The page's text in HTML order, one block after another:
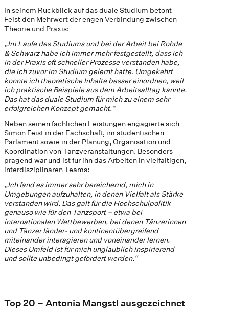
In seinem Rückblick auf das duale Studium betont
Feist den Mehrwert der engen Verbindung zwischen
Theorie und Praxis:
„Im Laufe des Studiums und bei der Arbeit bei Rohde
& Schwarz habe ich immer mehr festgestellt, dass ich
in der Praxis oft schneller Prozesse verstanden habe,
die ich zuvor im Studium gelernt hatte. Umgekehrt
konnte ich theoretische Inhalte besser einordnen, weil
ich praktische Beispiele aus dem Arbeitsalltag kannte.
Das hat das duale Studium für mich zu einem sehr
erfolgreichen Konzept gemacht.“
Neben seinen fachlichen Leistungen engagierte sich
Simon Feist in der Fachschaft, im studentischen
Parlament sowie in der Planung, Organisation und
Koordination von Tanzveranstaltungen. Besonders
prägend war und ist für ihn das Arbeiten in vielfältigen,
interdisziplinären Teams:
„Ich fand es immer sehr bereichernd, mich in
Umgebungen aufzuhalten, in denen Vielfalt als Stärke
verstanden wird. Das galt für die Hochschulpolitik
genauso wie für den Tanzsport – etwa bei
internationalen Wettbewerben, bei denen Tänzerinnen
und Tänzer länder- und kontinentübergreifend
miteinander interagieren und voneinander lernen.
Dieses Umfeld ist für mich unglaublich inspirierend
und sollte unbedingt gefördert werden.“
Top 20 – Antonia Mangstl ausgezeichnet